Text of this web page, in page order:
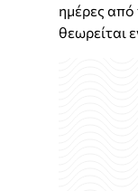
ημέρες από
θεωρείται